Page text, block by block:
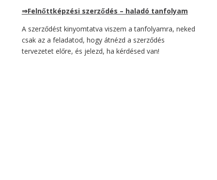
⇒Felnőttképzési szerződés – haladó tanfolyam
A szerződést kinyomtatva viszem a tanfolyamra, neked
csak az a feladatod, hogy átnézd a szerződés
tervezetet előre, és jelezd, ha kérdésed van!